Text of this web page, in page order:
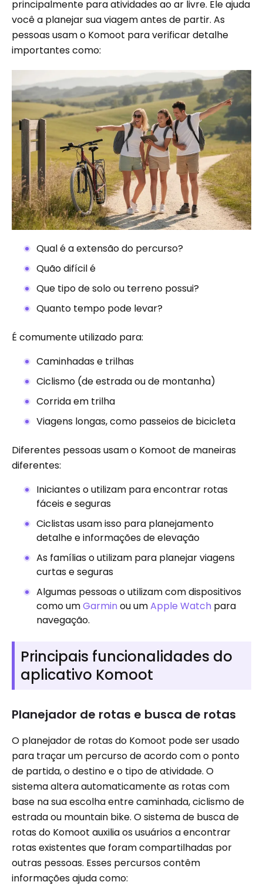
principalmente para atividades ao ar livre. Ele ajuda
você a planejar sua viagem antes de partir. As
pessoas usam o Komoot para verificar detalhe
importantes como:
Qual é a extensão do percurso?
Quão difícil é
Que tipo de solo ou terreno possui?
Quanto tempo pode levar?
É comumente utilizado para:
Caminhadas e trilhas
Ciclismo (de estrada ou de montanha)
Corrida em trilha
Viagens longas, como passeios de bicicleta
Diferentes pessoas usam o Komoot de maneiras
diferentes:
Iniciantes o utilizam para encontrar rotas
fáceis e seguras
Ciclistas usam isso para planejamento
detalhe e informações de elevação
As famílias o utilizam para planejar viagens
curtas e seguras
Algumas pessoas o utilizam com dispositivos
como umGarmin ou umApple Watch para
navegação.
Principais funcionalidades do
aplicativo Komoot
Planejador de rotas e busca de rotas
O planejador de rotas do Komoot pode ser usado
para traçar um percurso de acordo com o ponto
de partida, o destino e o tipo de atividade. O
sistema altera automaticamente as rotas com
base na sua escolha entre caminhada, ciclismo de
estrada ou mountain bike. O sistema de busca de
rotas do Komoot auxilia os usuários a encontrar
rotas existentes que foram compartilhadas por
outras pessoas. Esses percursos contêm
informações ajuda como: